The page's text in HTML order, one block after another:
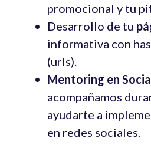
promocional y tu
Desarrollo de tu
informativa con
(urls).
Mentoring en
acompañamos
ayudarte a
en redes sociales.